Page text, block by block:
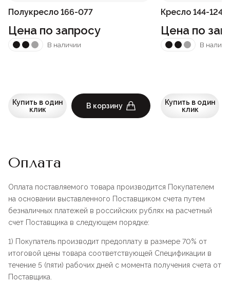
Полукресло 166-077
Цена по запросу
В наличии
Купить в один
клик
В корзину
Кресло 144-124
Цена по
В
Купить в один
клик
Оплата
Оплата поставляемого товара производится Покупателем
на основании выставленного Поставщиком счета путем
безналичных платежей в российских рублях на расчетный
счет Поставщика в следующем порядке:
1) Покупатель производит предоплату в размере 70% от
итоговой цены товара соответствующей Спецификации в
течение 5 (пяти) рабочих дней с момента получения счета от
Поставщика.